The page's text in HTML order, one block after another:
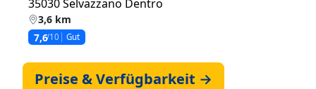
35030 Selvazzano Dentro
3,6 km
7,6/10 Gut
Preise & Verfügbarkeit →